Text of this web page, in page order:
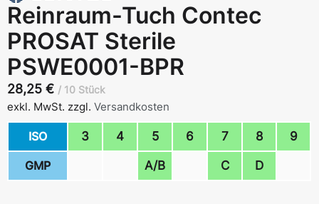
Reinraum-Tuch Contec
PROSAT Sterile
PSWE0001-BPR
28,25 € 10 Stück
exkl. MwSt. zzgl. Versandkosten
ISO 3 4 5 6 7 8 9
GMP A/B C D